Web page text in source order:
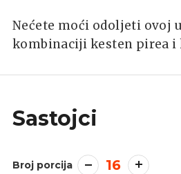
Nećete moći odoljeti ovoj
kombinaciji kesten pirea i
Sastojci
Broj porcija 16